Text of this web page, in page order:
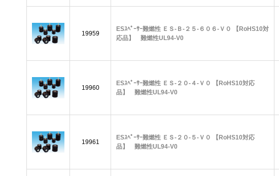
19959
ESｽﾍﾟｰｻｰ難燃性 ＥＳ-Ｂ-２５-６０６-Ｖ０ 【RoHS10対
応品】 難燃性UL94-V0
19960
ESｽﾍﾟｰｻｰ難燃性 ＥＳ-２０-４-Ｖ０ 【RoHS10対応
品】 難燃性UL94-V0
19961
ESｽﾍﾟｰｻｰ難燃性 ＥＳ-２０-５-Ｖ０ 【RoHS10対応
品】 難燃性UL94-V0